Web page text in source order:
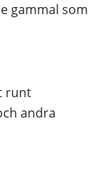
gammal som
runt
andra